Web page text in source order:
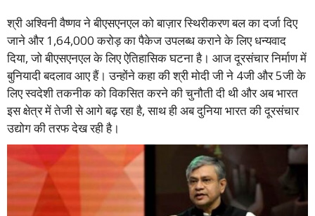
श्री अश्विनी वैष्णव ने बीएसएनएल को बाज़ार स्थिरीकरण बल का दर्जा दिए
जाने और 1,64,000 करोड़ का पैकेज उपलब्ध कराने के लिए धन्यवाद
दिया, जो बीएसएनएल के लिए ऐतिहासिक घटना है। आज दूरसंचार निर्माण में
बुनियादी बदलाव आए हैं। उन्होंने कहा की श्री मोदी जी ने 4जी और 5जी के
लिए स्वदेशी तकनीक को विकसित करने की चुनौती दी थी और अब भारत
इस क्षेत्र में तेजी से आगे बढ़ रहा है, साथ ही अब दुनिया भारत की दूरसंचार
उद्योग की तरफ देख रही है।